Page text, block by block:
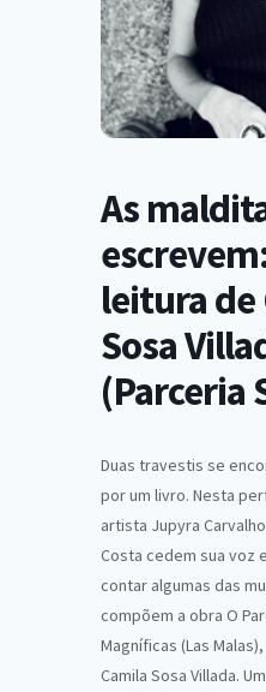
As
leitura de
Sosa
(Parceria
Duas travestis se
por um livro. Nesta
artista Jupyra
Costa cedem sua voz
contar algumas das
compõem a obra O
Magníficas (Las
Camila Sosa Villada.